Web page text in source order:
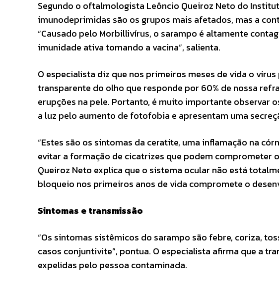
Segundo o oftalmologista Leôncio Queiroz Neto do
imunodeprimidas são os grupos mais afetados, mas a
“Causado pelo Morbillivírus, o sarampo é altamente
imunidade ativa tomando a vacina”, salienta.
O especialista diz que nos primeiros meses de vida o
transparente do olho que responde por 60% de nossa
erupções na pele. Portanto, é muito importante observar
a luz pelo aumento de fotofobia e apresentam uma
“Estes são os sintomas da ceratite, uma inflamação na
evitar a formação de cicatrizes que podem comprometer
Queiroz Neto explica que o sistema ocular não está
bloqueio nos primeiros anos de vida compromete o
Sintomas e transmissão
“Os sintomas sistêmicos do sarampo são febre, coriza,
casos conjuntivite”, pontua. O especialista afirma que a
expelidas pelo pessoa contaminada.